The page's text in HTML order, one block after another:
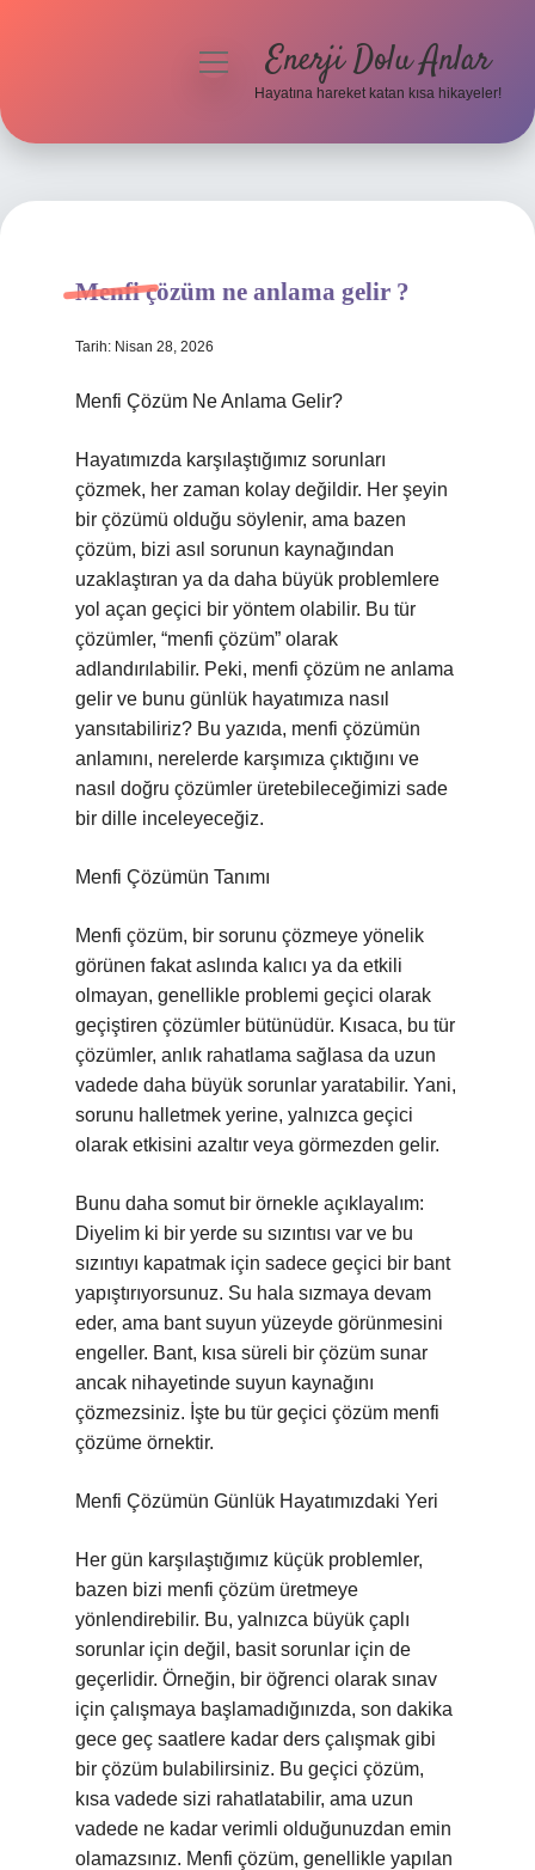
Hakkımızda
menüyüEnerji Dolu Anlar
Hayatına hareket katan kısa hikayeler!
Menfi çözüm ne anlama gelir ?
Tarih: Nisan 28, 2026
Menfi Çözüm Ne Anlama Gelir?
Hayatımızda karşılaştığımız sorunları
çözmek, her zaman kolay değildir. Her şeyin
bir çözümü olduğu söylenir, ama bazen
çözüm, bizi asıl sorunun kaynağından
uzaklaştıran ya da daha büyük problemlere
yol açan geçici bir yöntem olabilir. Bu tür
çözümler, “menfi çözüm” olarak
adlandırılabilir. Peki, menfi çözüm ne anlama
gelir ve bunu günlük hayatımıza nasıl
yansıtabiliriz? Bu yazıda, menfi çözümün
anlamını, nerelerde karşımıza çıktığını ve
nasıl doğru çözümler üretebileceğimizi sade
bir dille inceleyeceğiz.
Menfi Çözümün Tanımı
Menfi çözüm, bir sorunu çözmeye yönelik
görünen fakat aslında kalıcı ya da etkili
olmayan, genellikle problemi geçici olarak
geçiştiren çözümler bütünüdür. Kısaca, bu tür
çözümler, anlık rahatlama sağlasa da uzun
vadede daha büyük sorunlar yaratabilir. Yani,
sorunu halletmek yerine, yalnızca geçici
olarak etkisini azaltır veya görmezden gelir.
Bunu daha somut bir örnekle açıklayalım:
Diyelim ki bir yerde su sızıntısı var ve bu
sızıntıyı kapatmak için sadece geçici bir bant
yapıştırıyorsunuz. Su hala sızmaya devam
eder, ama bant suyun yüzeyde görünmesini
engeller. Bant, kısa süreli bir çözüm sunar
ancak nihayetinde suyun kaynağını
çözmezsiniz. İşte bu tür geçici çözüm menfi
çözüme örnektir.
Menfi Çözümün Günlük Hayatımızdaki Yeri
Her gün karşılaştığımız küçük problemler,
bazen bizi menfi çözüm üretmeye
yönlendirebilir. Bu, yalnızca büyük çaplı
sorunlar için değil, basit sorunlar için de
geçerlidir. Örneğin, bir öğrenci olarak sınav
için çalışmaya başlamadığınızda, son dakika
gece geç saatlere kadar ders çalışmak gibi
bir çözüm bulabilirsiniz. Bu geçici çözüm,
kısa vadede sizi rahatlatabilir, ama uzun
vadede ne kadar verimli olduğunuzdan emin
olamazsınız. Menfi çözüm, genellikle yapılan